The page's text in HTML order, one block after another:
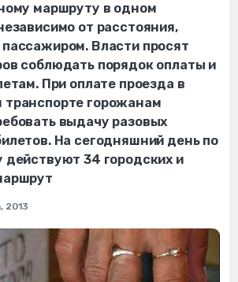
маршруту в одном
от расстояния,
Власти просят
соблюдать порядок оплаты и
При оплате проезда в
горожанам
выдачу разовых
На сегодняшний день по
действуют 34 городских и
2013